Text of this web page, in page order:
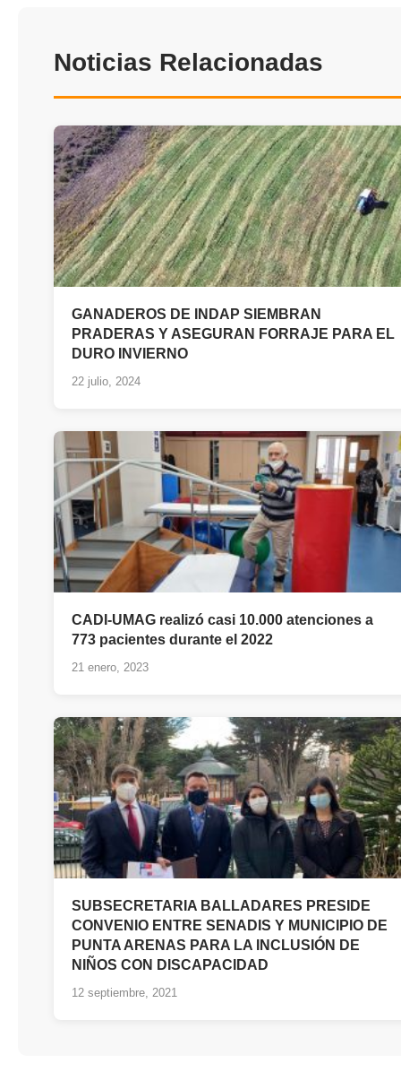
Noticias Relacionadas
GANADEROS DE INDAP SIEMBRAN
PRADERAS Y ASEGURAN FORRAJE PARA EL
DURO INVIERNO
22 julio, 2024
CADI-UMAG realizó casi 10.000 atenciones a
773 pacientes durante el 2022
21 enero, 2023
SUBSECRETARIA BALLADARES PRESIDE
CONVENIO ENTRE SENADIS Y MUNICIPIO DE
PUNTA ARENAS PARA LA INCLUSIÓN DE
NIÑOS CON DISCAPACIDAD
12 septiembre, 2021